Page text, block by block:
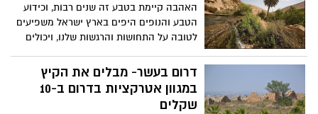
גיבורי סרטי הקרח המוכרים והאהובים בשלל
הרפתקאות קרירות ואפילו קפואות משולבות
בקרח ובשלג אמיתי.
האהבה קיימת בטבע זה שנים רבות, וכידוע
הטבע והנופים היפים בארץ ישראל משפיעים
לטובה על התחושות והרגשות שלנו, ויכולים
והגנים ממליצה על גנים לאומיים ושמורות
טבע המתאימים לבילוי רומנטי מיוחד.
דרום בעשר- מבלים את הקיץ
במגוון אטרקציות בדרום ב-10
שקלים